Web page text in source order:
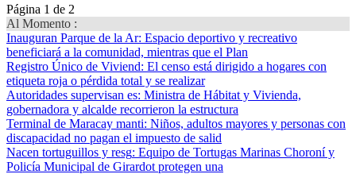
Página 1 de 2
Al Momento :
Inauguran Parque de la Ar: Espacio deportivo y recreativo
beneficiará a la comunidad, mientras que el Plan
Registro Único de Viviend: El censo está dirigido a hogares con
etiqueta roja o pérdida total y se realizar
Autoridades supervisan es: Ministra de Hábitat y Vivienda,
gobernadora y alcalde recorrieron la estructura
Terminal de Maracay manti: Niños, adultos mayores y personas con
discapacidad no pagan el impuesto de salid
Nacen tortuguillos y resg: Equipo de Tortugas Marinas Choroní y
Policía Municipal de Girardot protegen una